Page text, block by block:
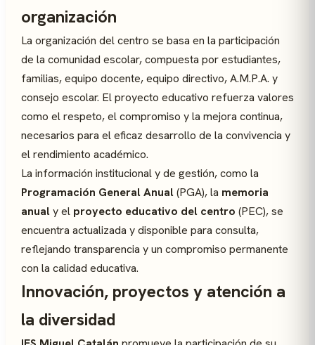
organización
La organización del centro se basa en la participación
de la comunidad escolar, compuesta por estudiantes,
familias, equipo docente, equipo directivo, A.M.P.A. y
consejo escolar. El proyecto educativo refuerza valores
como el respeto, el compromiso y la mejora continua,
necesarios para el eficaz desarrollo de la convivencia y
el rendimiento académico.
La información institucional y de gestión, como la
Programación General Anual(PGA), la memoria
anualy el proyecto educativo del centro (PEC), se
encuentra actualizada y disponible para consulta,
reflejando transparencia y un compromiso permanente
con la calidad educativa.
Innovación, proyectos y atención a
la diversidad